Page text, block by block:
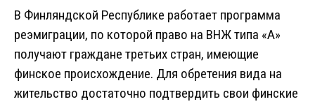
В Финляндской Республике работает программа
реэмиграции, по которой право на ВНЖ типа «A»
получают граждане третьих стран, имеющие
финское происхождение. Для обретения вида на
жительство достаточно подтвердить свои финские